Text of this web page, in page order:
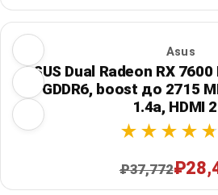
Asus
ASUS Dual Radeon RX
ГБ GDDR6, boost до 2715
1.4a, HDMI
₽37,772